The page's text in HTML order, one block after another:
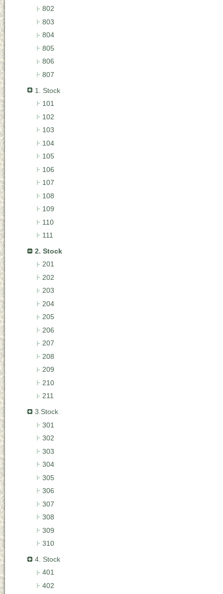
802
803
804
805
806
807
1. Stock
101
102
103
104
105
106
107
108
109
110
111
2. Stock
201
202
203
204
205
206
207
208
209
210
211
3.Stock
301
302
303
304
305
306
307
308
309
310
4. Stock
401
402